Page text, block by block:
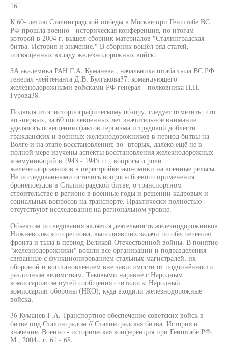
16 '
К 60- летию Сталинградской победы в Москве при Генштабе ВС
РФ прошла военно - историческая конференция, по итогам
которой в 2004 г. вышел сборник материалов "Сталинградская
битва. История и значение." В сборник вошёл ряд статей,
посвященных вкладу железнодорожных войск:
ЗА академика РАН Г.А. Куманева , начальника штаба тыла ВС РФ
генерал -лейтенанта Д.В. Булгакова37, командующего
железнодорожными войсками РФ генерал - полковника H.H.
Гурова38.
Подводя итог историографическому обзору, следует отметить: что
во -первых, за 60 послевоенных лет значительное внимание
уделялось освещению фактов героизма и трудовой доблести
гражданских и военных железнодорожников в период битвы на
Волге и на этапе восстановления; во -вторых, далеко ещё не в
полной мере изучены аспекты восстановления железнодорожных
коммуникаций в 1943 - 1945 гг., вопросы о роли
железнодорожников в перестройке экономики на военные рельсы.
Не исследованными остались вопросы боевого применения
бронепоездов в Сталинградской битве, о транспортном
строительстве в регионе в военные годы и решении кадровых и
социальных вопросов на транспорте. Практически полностью
отсутствуют исследования на региональном уровне.
Объектом исследования является деятельность железнодорожников
Нижневолжского региона, выполнявших задачи по обеспечению
фронта и тыла в период Великой Отечественной войны. В понятие
"железнодорожники" вошли все организации и подразделения
связанные с функционированием стальных магистралей, их
обороной и восстановлением вне зависимости от подчинённости
различным ведомствам. Таковыми наравне с Народным
комиссариатом путей сообщения считались: Народный
комиссариат обороны (НКО), куда входили железнодорожные
войска,
36 Куманев Г.А. Транспортное обеспечение советских войск в
битве под Сталинградом // Сталинградская битва. История и
значение. Военно - историческая конференция при Генштабе РФ.
М., 2004., с. 61 - 68.